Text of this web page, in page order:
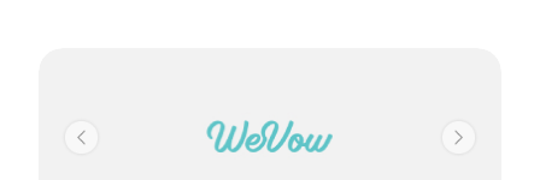
Previous Next